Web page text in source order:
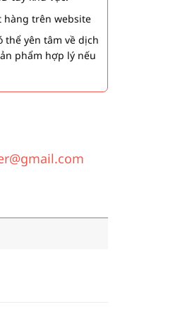
hàng trên website
thể yên tâm về dịch
phẩm hợp lý nếu